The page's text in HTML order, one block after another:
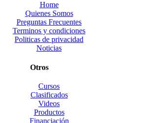
Home
Quienes Somos
Preguntas Frecuentes
Terminos y condiciones
Politicas de privacidad
Noticias
Otros
Cursos
Clasificados
Videos
Productos
Financiación